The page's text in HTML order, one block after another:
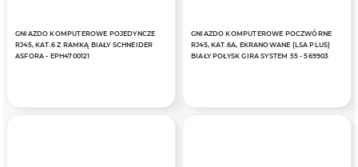
GNIAZDO KOMPUTEROWE POJEDYNCZE
RJ45, KAT.6 Z RAMKĄ BIAŁY SCHNEIDER
ASFORA - EPH4700121
GNIAZDO KOMPUTEROWE POCZWÓRNE
RJ45, KAT.6A, EKRANOWANE (LSA PLUS)
BIAŁY POŁYSK GIRA SYSTEM 55 - 569903